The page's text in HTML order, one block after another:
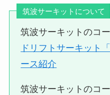
筑波サーキットについて
筑波サーキットのコ
ドリフトサーキット
ース紹介
筑波サーキットのコ